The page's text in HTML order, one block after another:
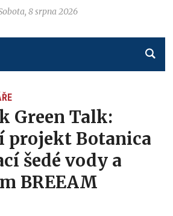
8 srpna 2026
Green Talk:
projekt Botanica
šedé vody a
BREEAM